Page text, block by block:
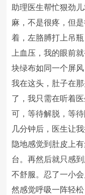
助理医生帮忙狠劲
麻，不是很疼，但
着，左胳膊打上吊
上血压，我的眼前
块绿布如同一个屏
我在这头，肚子在
了，我只需在听着
可，等待解脱，等待
几分钟后，医生让
隐地感觉到肚皮上
台。再然后就只感
不舒服。忍了一小
然感觉呼吸一阵轻